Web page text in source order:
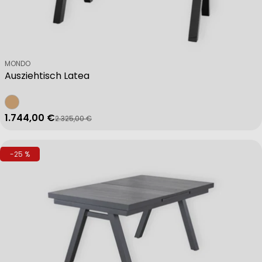
Ausziehtisch Latea
Verkäufer:
MONDO
Verkaufspreis
1.744,00 €
Regulärer Preis
2.325,00 €
-25 %